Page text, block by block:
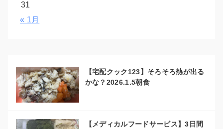
31
« 1月
【宅配クック123】そろそろ熱が出る
かな？2026.1.5朝食
【メディカルフードサービス】3日間